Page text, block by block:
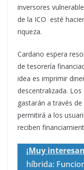
inversores
de la ICO esté
riqueza.
Cardano espera
de tesorería
idea es imprimir
descentralizada.
gastarán a través
permitirá a los
reciben
¡Muy
híbrida: